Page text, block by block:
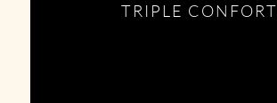
TRIPLE CONFORT